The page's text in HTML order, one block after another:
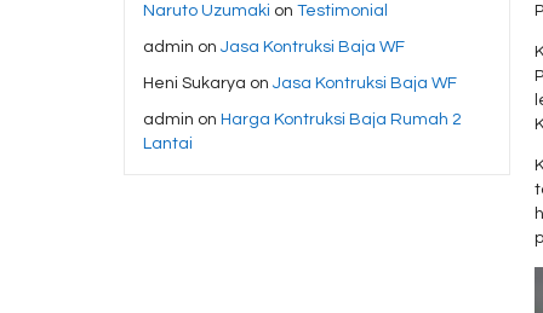
Naruto Uzumaki on Testimonial
admin on Jasa Kontruksi Baja WF
Heni Sukarya on Jasa Kontruksi Baja WF
admin on Harga Kontruksi Baja Rumah 2
Lantai